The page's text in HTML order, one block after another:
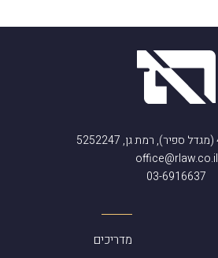
office@rlaw.co.il
03-6916637
מדריכים